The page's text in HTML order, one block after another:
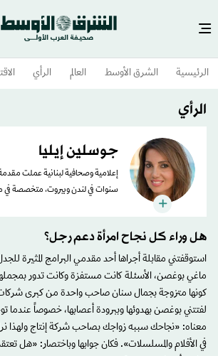
الرئيسية الشرق الأوسط​ العالم الرأي
الرأي
جوسلين إيليا
إعلامية وصحافية لبنانية عملت
سنوات في لندن وبيروت، متخصصة في
هل وراء كل نجاح امرأة دعم رجل؟
استوقفتني مقابلة أجراها أحد مقدمي البرامج المثيرة
ماغي بوغصن، الأسئلة كانت مستفزة وكانت تدور
كونها متزوجة بجمال سنان صاحب واحدة من كبرى شركات
لفتتني بوغصن بهدوئها وببرودة أعصابها، خصوصاً عندما توجه
معناه: «نجاحك سببه زواجك بصاحب شركة إنتاج ولهذا
في الأفلام والمسلسلات». فكان جوابها وباختصار: «هل